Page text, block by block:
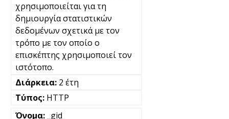
χρησιμοποιείται για τη
δημιουργία στατιστικών
δεδομένων σχετικά με τον
τρόπο με τον οποίο ο
επισκέπτης χρησιμοποιεί τον
ιστότοπο.
2 έτη
HTTP
_gid